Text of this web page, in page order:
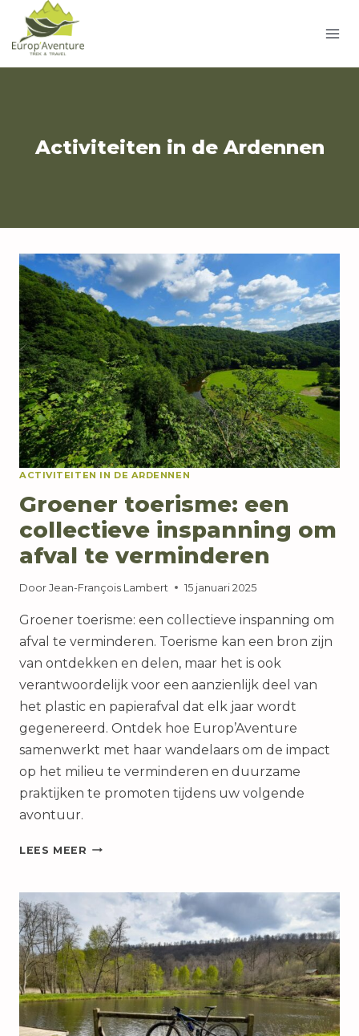
Doorgaan
naar
inhoud
Activiteiten in de Ardennen
ACTIVITEITEN IN DE ARDENNEN
Groener toerisme: een
collectieve inspanning om
afval te verminderen
Door Jean-François Lambert 15 januari 2025
Groener toerisme: een collectieve inspanning om
afval te verminderen. Toerisme kan een bron zijn
van ontdekken en delen, maar het is ook
verantwoordelijk voor een aanzienlijk deel van
het plastic en papierafval dat elk jaar wordt
gegenereerd. Ontdek hoe Europ’Aventure
samenwerkt met haar wandelaars om de impact
op het milieu te verminderen en duurzame
praktijken te promoten tijdens uw volgende
avontuur.
LEES MEER GROENER
COLLECTIEVE
INSPANNING
OM
AFVAL
TE
VERMINDEREN